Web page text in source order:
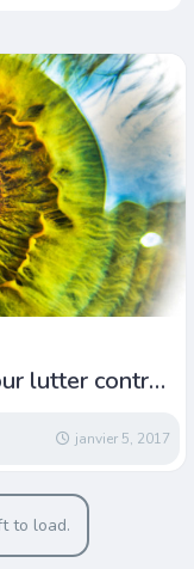
lutter contre
janvier 5, 2017
to load.